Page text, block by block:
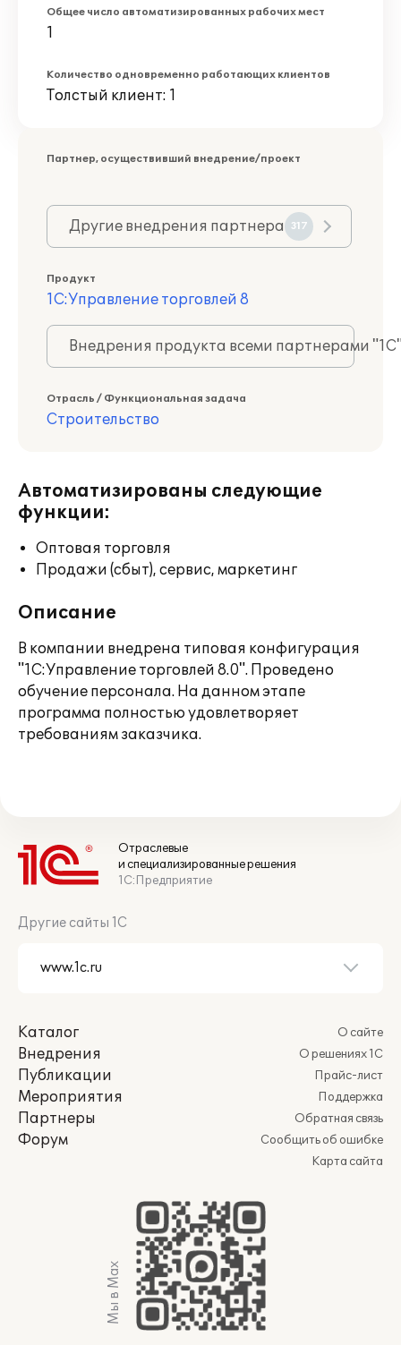
Общее число автоматизированных рабочих мест
1
Количество одновременно работающих клиентов
Толстый клиент: 1
Партнер, осуществивший внедрение/проект
Другие внедрения партнера 317
Продукт
1С:Управление торговлей 8
Внедрения продукта всеми партнерами
Отрасль / Функциональная задача
Строительство
Автоматизированы следующие
функции:
Оптовая торговля
Продажи (сбыт), сервис, маркетинг
Описание
В компании внедрена типовая конфигурация
"1С:Управление торговлей 8.0". Проведено
обучение персонала. На данном этапе
программа полностью удовлетворяет
требованиям заказчика.
Отраслевые
и специализированные решения
1С:Предприятие
Другие сайты 1С
Каталог
Внедрения
Публикации
Мероприятия
Партнеры
Форум
О сайте
О решениях 1С
Прайс-лист
Поддержка
Обратная связь
Сообщить об ошибке
Карта сайта
Мы в Max